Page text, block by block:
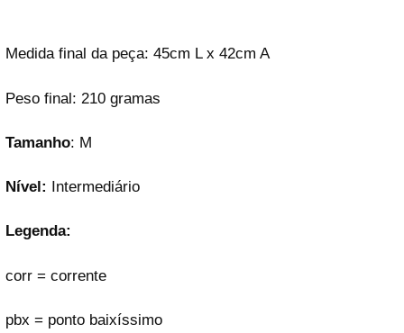
Medida final da peça: 45cm L x 42cm A
Peso final: 210 gramas
Tamanho: M
Nível: Intermediário
Legenda:
corr = corrente
pbx = ponto baixíssimo